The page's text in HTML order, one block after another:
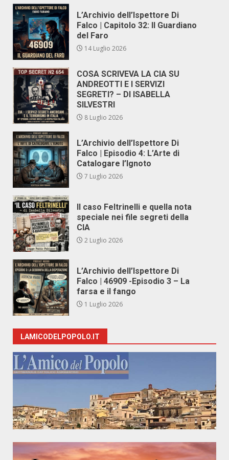
L’Archivio dell’Ispettore Di
Falco | Capitolo 32: Il Guardiano
del Faro
14 Luglio 2026
COSA SCRIVEVA LA CIA SU
ANDREOTTI E I SERVIZI
SEGRETI? – DI ISABELLA
SILVESTRI
8 Luglio 2026
L’Archivio dell’Ispettore Di
Falco | Episodio 4: L’Arte di
Catalogare l’Ignoto
7 Luglio 2026
Il caso Feltrinelli e quella nota
speciale nei file segreti della
CIA
2 Luglio 2026
L’Archivio dell’Ispettore Di
Falco | 46909 -Episodio 3 – La
farsa e il fango
1 Luglio 2026
LAMICODELPOPOLO.IT